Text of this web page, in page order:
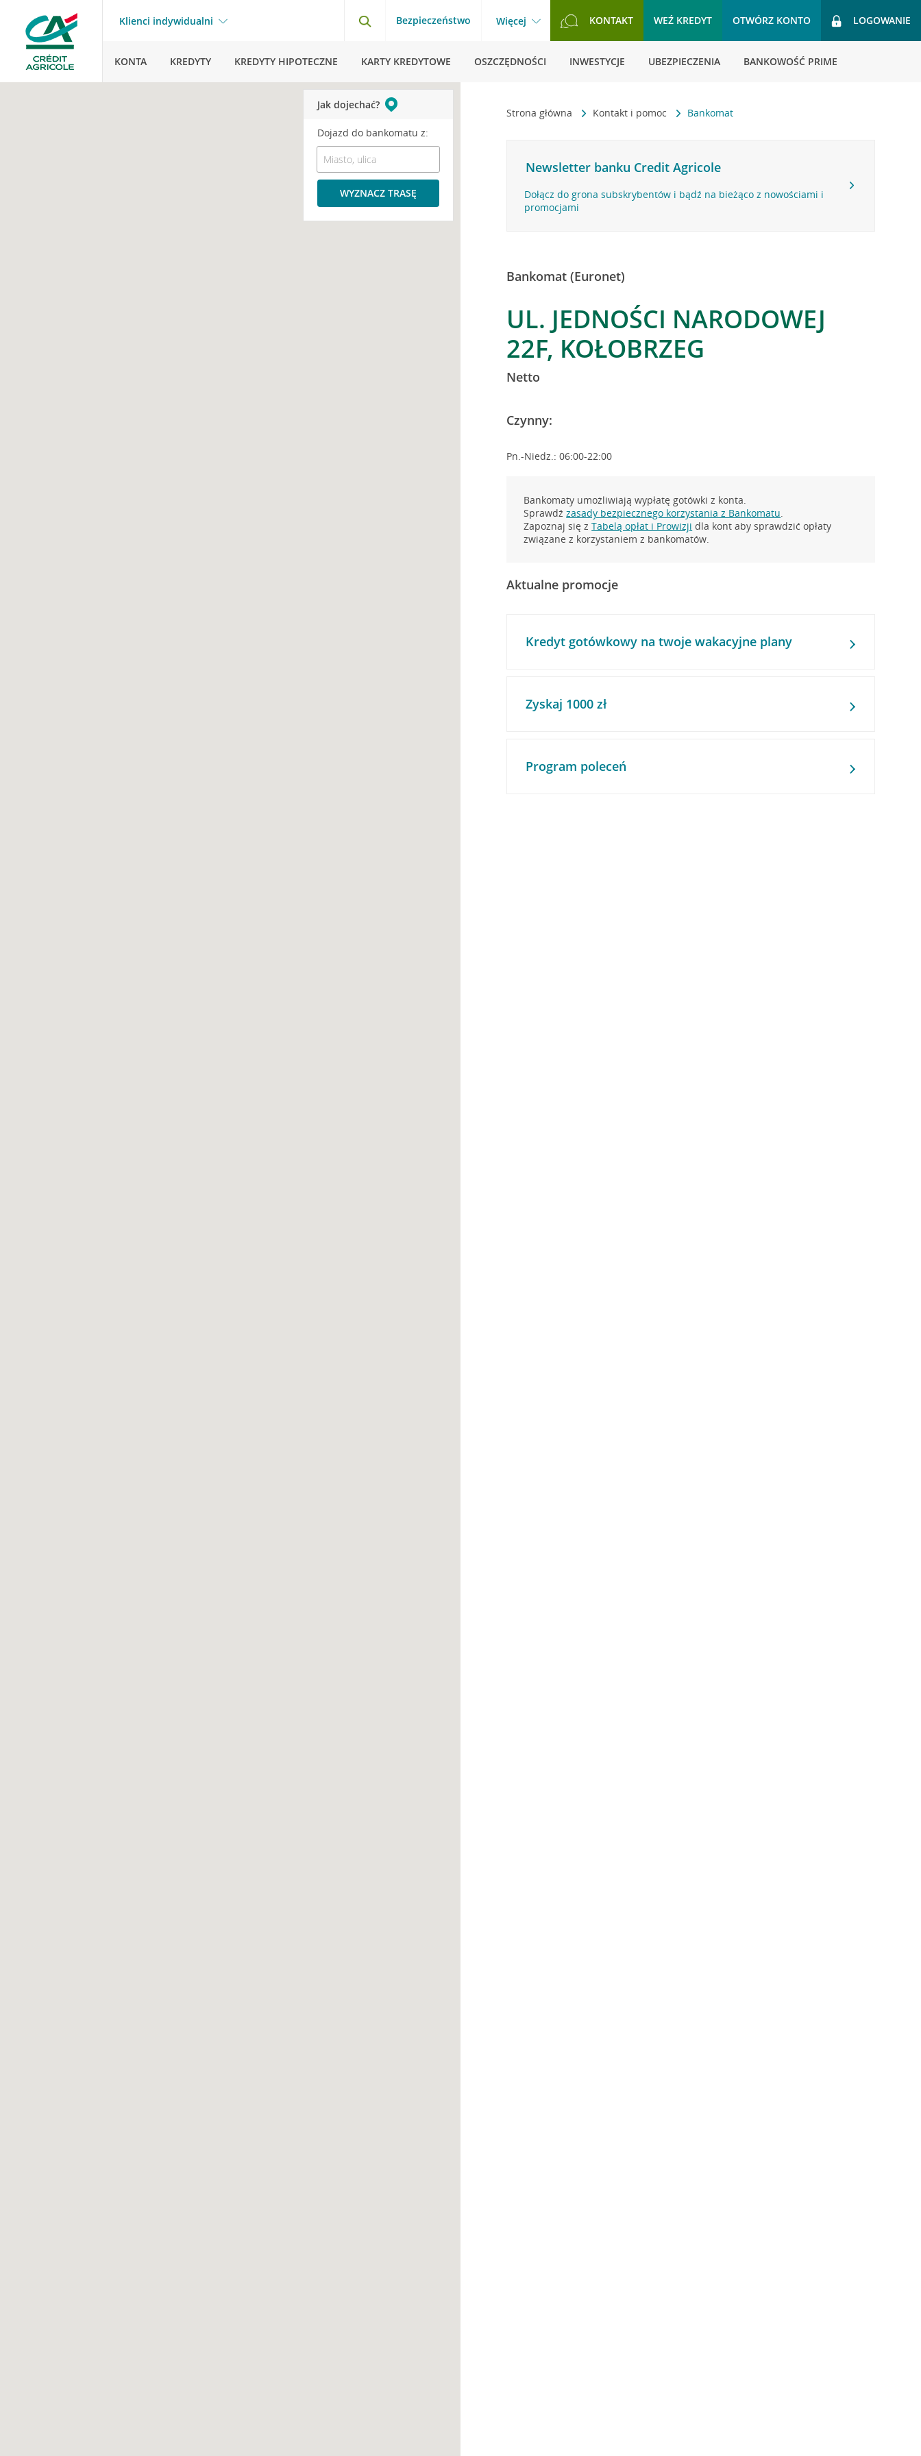
Klienci indywidualni Bezpieczeństwo Więcej KONTAKT WEŹ KREDYT OTWÓRZ KONTO LOGOWANIE
KONTA KREDYTY KREDYTY HIPOTECZNE KARTY KREDYTOWE OSZCZĘDNOŚCI INWESTYCJE UBEZPIECZENIA BANKOWOŚĆ PRIME
Strona główna Kontakt i pomoc Bankomat
Newsletter banku Credit Agricole
Dołącz do grona subskrybentów i bądź na bieżąco z nowościami i
promocjami
Bankomat (Euronet)
UL. JEDNOŚCI NARODOWEJ
22F, KOŁOBRZEG
Netto
Czynny:
Pn.-Niedz.: 06:00-22:00
Bankomaty umożliwiają wypłatę gotówki z konta.
Sprawdźzasady bezpiecznego korzystania z Bankomatu.
Zapoznaj się zTabelą opłat i Prowizji dla kont aby sprawdzić opłaty
związane z korzystaniem z bankomatów.
Aktualne promocje
Kredyt gotówkowy na twoje wakacyjne plany
Zyskaj 1000 zł
Program poleceń
Jak dojechać?
Dojazd do bankomatu z:
WYZNACZ TRASĘ